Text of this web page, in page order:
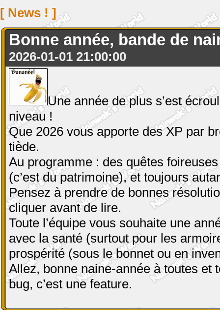
[ News ! ]
Bonne année, bande de
2026-01-01 21:00:00
Une année de plus s’est
niveau !
Que 2026 vous apporte des XP par
tiède.
Au programme : des quêtes
(c’est du patrimoine), et toujours
Pensez à prendre de bonnes
cliquer avant de lire.
Toute l’équipe vous souhaite une
avec la santé (surtout pour les
prospérité (sous le bonnet ou en
Allez, bonne naine-année à toutes et
bug, c’est une feature.